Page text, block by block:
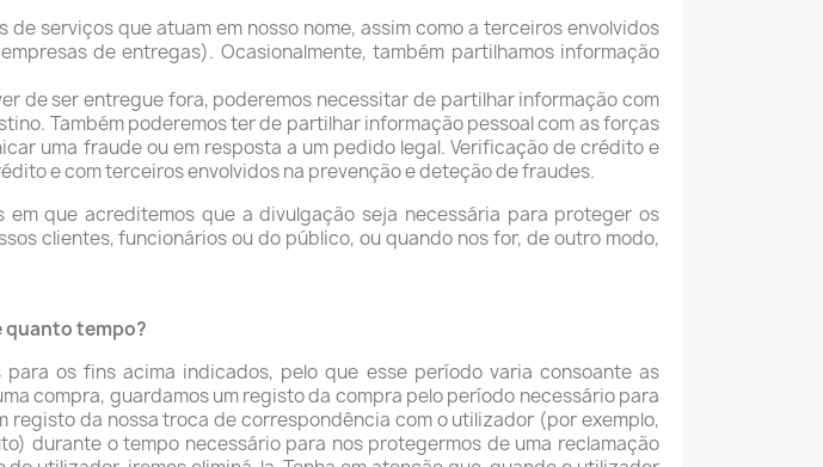
serviços que atuam em nosso nome, assim como a terceiros envolvidos
de entregas). Ocasionalmente, também partilhamos informação
de ser entregue fora, poderemos necessitar de partilhar informação com
Também poderemos ter de partilhar informação pessoal com as forças
uma fraude ou em resposta a um pedido legal. Verificação de crédito e
e com terceiros envolvidos na prevenção e deteção de fraudes.
que acreditemos que a divulgação seja necessária para proteger os
clientes, funcionários ou do público, ou quando nos for, de outro modo,
quanto tempo?
os fins acima indicados, pelo que esse período varia consoante as
compra, guardamos um registo da compra pelo período necessário para
da nossa troca de correspondência com o utilizador (por exemplo,
durante o tempo necessário para nos protegermos de uma reclamação